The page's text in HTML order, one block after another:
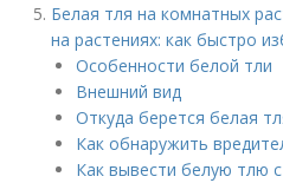
Белая тля на комнатных
на растениях: как быстро
Особенности белой тли
Внешний вид
Откуда берется белая
Как обнаружить
Как вывести белую тлю